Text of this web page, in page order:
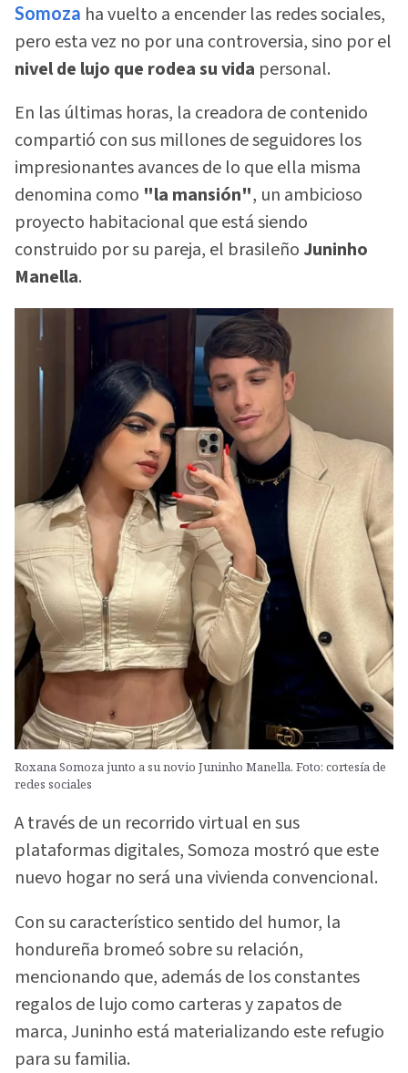
Somoza ha vuelto a encender las redes sociales,
pero esta vez no por una controversia, sino por el
nivel de lujo que rodea su vida personal.
En las últimas horas, la creadora de contenido
compartió con sus millones de seguidores los
impresionantes avances de lo que ella misma
denomina como "la mansión", un ambicioso
proyecto habitacional que está siendo
construido por su pareja, el brasileñoJuninho
Manella.
Roxana Somoza junto a su novio Juninho Manella. Foto: cortesía de
redes sociales
A través de un recorrido virtual en sus
plataformas digitales, Somoza mostró que este
nuevo hogar no será una vivienda convencional.
Con su característico sentido del humor, la
hondureña bromeó sobre su relación,
mencionando que, además de los constantes
regalos de lujo como carteras y zapatos de
marca, Juninho está materializando este refugio
para su familia.